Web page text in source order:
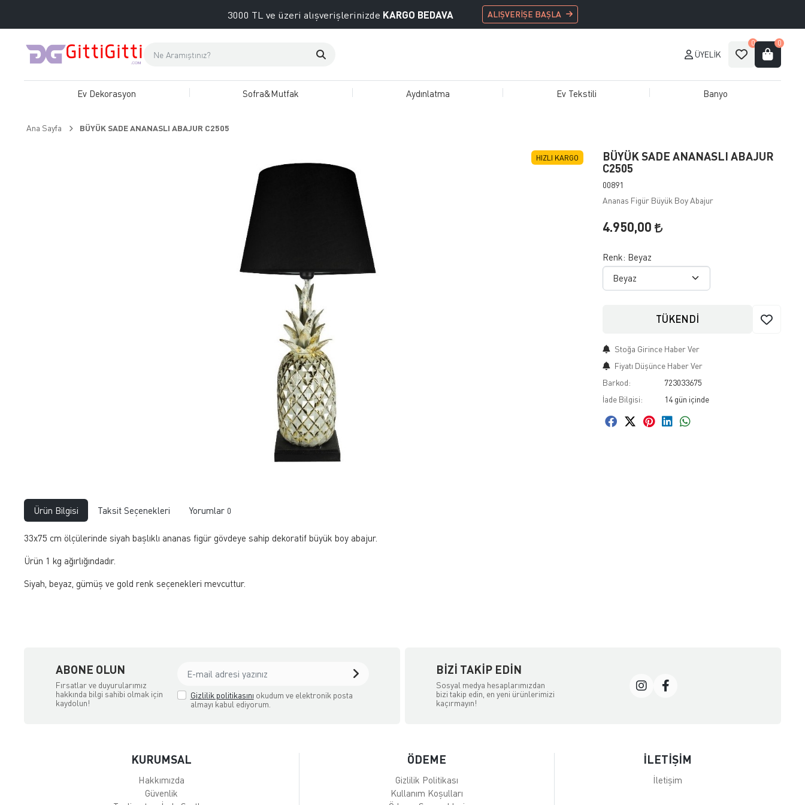
3000 TL ve üzeri alışverişlerinizde KARGO BEDAVA ALIŞVERİŞE BAŞLA
ÜYELIK
0 0
Ev Dekorasyon Sofra&Mutfak Aydınlatma Ev Tekstili Banyo
Ana Sayfa BÜYÜK SADE ANANASLI ABAJUR C2505
HIZLI KARGO
BÜYÜK SADE ANANASLI ABAJUR
C2505
00891
Ananas Figür Büyük Boy Abajur
4.950,00
Renk: Beyaz
TÜKENDİ
Stoğa Girince Haber Ver
Fiyatı Düşünce Haber Ver
Barkod:
723033675
İade Bilgisi:
Ürün Bilgisi Taksit Seçenekleri Yorumlar 0
33x75 cm ölçülerinde siyah başlıklı ananas figür gövdeye sahip dekoratif büyük boy abajur.
Ürün 1 kg ağırlığındadır.
Siyah, beyaz, gümüş ve gold renk seçenekleri mevcuttur.
ABONE OLUN
Fırsatlar ve duyurularımız
hakkında bilgi sahibi olmak için
kaydolun!
Gizlilik politikasını okudum ve elektronik posta
almayı kabul ediyorum.
BIZI TAKIP EDIN
Sosyal medya hesaplarımızdan
bizi takip edin, en yeni ürünlerimizi
kaçırmayın!
KURUMSAL
Hakkımızda
Güvenlik
ÖDEME
Gizlilik Politikası
Kullanım Koşulları
İLETİŞİM
İletişim